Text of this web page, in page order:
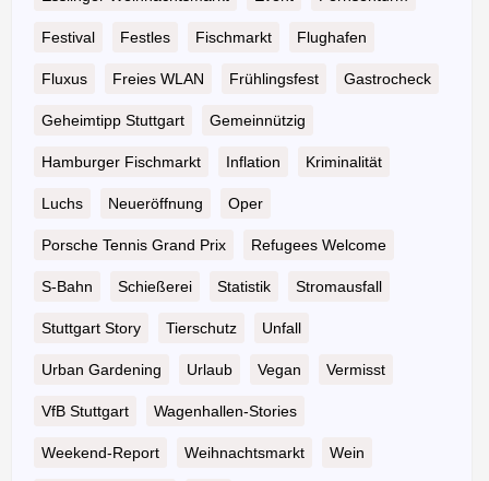
Festival Festles Fischmarkt Flughafen
Fluxus Freies WLAN Frühlingsfest Gastrocheck
Geheimtipp Stuttgart Gemeinnützig
Hamburger Fischmarkt Inflation Kriminalität
Luchs Neueröffnung Oper
Porsche Tennis Grand Prix Refugees Welcome
S-Bahn Schießerei Statistik Stromausfall
Stuttgart Story Tierschutz Unfall
Urban Gardening Urlaub Vegan Vermisst
VfB Stuttgart Wagenhallen-Stories
Weekend-Report Weihnachtsmarkt Wein